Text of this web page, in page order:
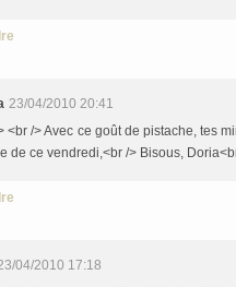
23/04/2010 20:41
<br /> Avec ce goût de pistache, tes
de ce vendredi,<br /> Bisous,
04/2010 17:18